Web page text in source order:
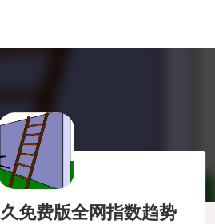
免费版全网指数趋势